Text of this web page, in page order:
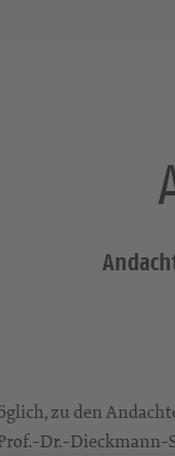
zu den
Dr.-Dieckmann-